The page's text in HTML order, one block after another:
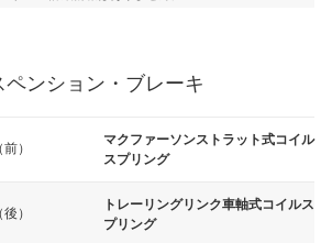
ペンション・ブレーキ
）
マクファーソンストラット式コイル
スプリング
）
トレーリングリンク車軸式コイルス
プリング